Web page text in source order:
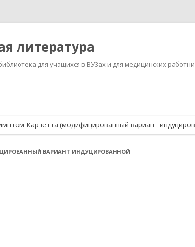
литература
для учащихся в ВУЗах и для медицинских
Карнетта (модифицированный вариант
ВАРИАНТ ИНДУЦИРОВАННОЙ